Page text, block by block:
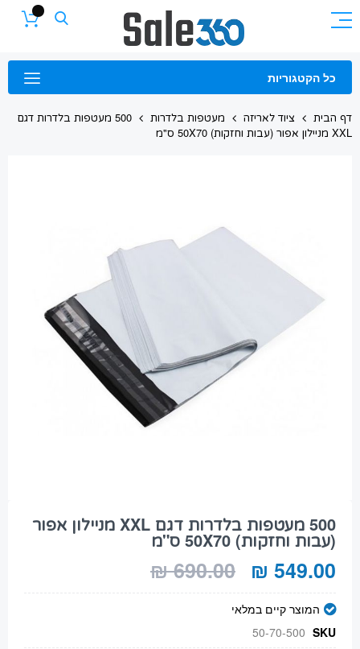
to
Content
כל הקטגוריות
דף הבית ציוד לאריזה מעטפות בלדרות
500 מעטפות בלדרות דגם
XXL מניילון אפור (עבות וחזקות) 50X70 ס"מ
beginning
gallery
500 מעטפות בלדרות דגם XXL מניילון אפור
(עבות וחזקות) 50X70 ס"מ
549.00 ₪
690.00 ₪
המוצר קיים במלאי
SKU
50-70-500